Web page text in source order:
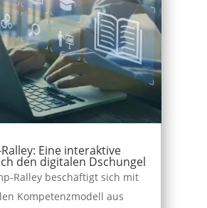
Eine interaktive
den digitalen Dschungel
Ralley beschäftigt sich mit
Kompetenzmodell aus